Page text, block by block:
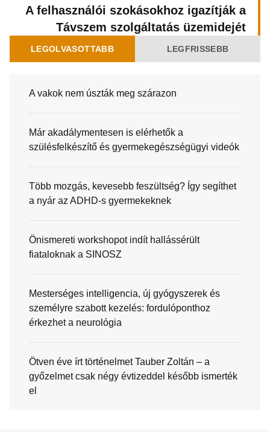
A felhasználói szokásokhoz igazítják a
Távszem szolgáltatás üzemidejét
LEGOLVASOTTABB LEGFRISSEBB
A vakok nem úszták meg szárazon
Már akadálymentesen is elérhetők a
szülésfelkészítő és gyermekegészségügyi videók
Több mozgás, kevesebb feszültség? Így segíthet
a nyár az ADHD-s gyermekeknek
Önismereti workshopot indít hallássérült
fiataloknak a SINOSZ
Mesterséges intelligencia, új gyógyszerek és
személyre szabott kezelés: fordulóponthoz
érkezhet a neurológia
Ötven éve írt történelmet Tauber Zoltán – a
győzelmet csak négy évtizeddel később ismerték
el